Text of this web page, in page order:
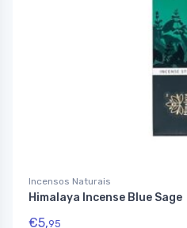
Incensos Naturais
Himalaya Incense Blue Sage
€5,95